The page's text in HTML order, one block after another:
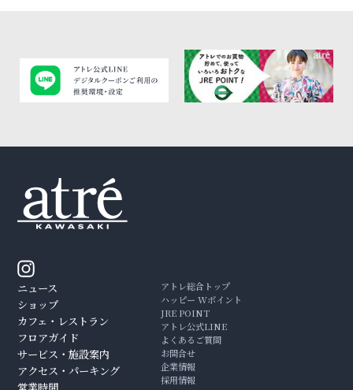
ニュース
ショップ
カフェ・レストラン
フロアガイド
サービス・施設案内
アクセス・パーキング
営業時間
アトレ総合トップ
ハッピー Wポイント
JRE POINT
アトレ公式LINE
よくあるご質問
お問合せ
企業情報
採用情報